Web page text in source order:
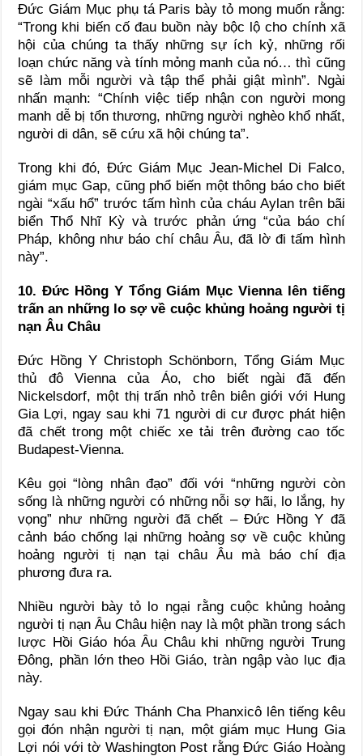
Đức Giám Mục phụ tá Paris bày tỏ mong muốn rằng:
“Trong khi biến cố đau buồn này bộc lộ cho chính xã
hội của chúng ta thấy những sự ích kỷ, những rối
loạn chức năng và tính mỏng manh của nó… thì cũng
sẽ làm mỗi người và tập thể phải giật mình”. Ngài
nhấn mạnh: “Chính việc tiếp nhận con người mong
manh dễ bị tổn thương, những người nghèo khổ nhất,
người di dân, sẽ cứu xã hội chúng ta”.
Trong khi đó, Đức Giám Mục Jean-Michel Di Falco,
giám mục Gap, cũng phổ biến một thông báo cho biết
ngài “xấu hổ” trước tấm hình của cháu Aylan trên bãi
biển Thổ Nhĩ Kỳ và trước phản ứng “của báo chí
Pháp, không như báo chí châu Âu, đã lờ đi tấm hình
này”.
10. Đức Hồng Y Tổng Giám Mục Vienna lên tiếng
trấn an những lo sợ về cuộc khủng hoảng người tị
nạn Âu Châu
Đức Hồng Y Christoph Schönborn, Tổng Giám Mục
thủ đô Vienna của Áo, cho biết ngài đã đến
Nickelsdorf, một thị trấn nhỏ trên biên giới với Hung
Gia Lợi, ngay sau khi 71 người di cư được phát hiện
đã chết trong một chiếc xe tải trên đường cao tốc
Budapest-Vienna.
Kêu gọi “lòng nhân đạo” đối với “những người còn
sống là những người có những nỗi sợ hãi, lo lắng, hy
vọng” như những người đã chết – Đức Hồng Y đã
cảnh báo chống lại những hoảng sợ về cuộc khủng
hoảng người tị nạn tại châu Âu mà báo chí địa
phương đưa ra.
Nhiều người bày tỏ lo ngại rằng cuộc khủng hoảng
người tị nạn Âu Châu hiện nay là một phần trong sách
lược Hồi Giáo hóa Âu Châu khi những người Trung
Đông, phần lớn theo Hồi Giáo, tràn ngập vào lục địa
này.
Ngay sau khi Đức Thánh Cha Phanxicô lên tiếng kêu
gọi đón nhận người tị nạn, một giám mục Hung Gia
Lợi nói với tờ Washington Post rằng Đức Giáo Hoàng